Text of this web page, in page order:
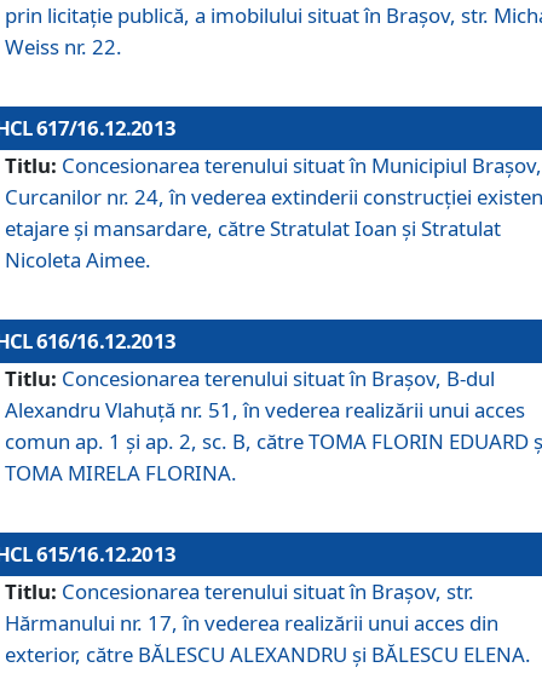
prin licitaţie publică, a imobilului situat în Braşov, str.
Weiss nr. 22.
617/16.12.2013
Titlu: Concesionarea terenului situat în Municipiul
Curcanilor nr. 24, în vederea extinderii construcţiei
etajare şi mansardare, către Stratulat Ioan şi Stratulat
Nicoleta Aimee.
616/16.12.2013
Titlu: Concesionarea terenului situat în Braşov, B-dul
Alexandru Vlahuţă nr. 51, în vederea realizării unui acces
comun ap. 1 şi ap. 2, sc. B, către TOMA FLORIN EDUARD
TOMA MIRELA FLORINA.
615/16.12.2013
Titlu: Concesionarea terenului situat în Braşov, str.
Hărmanului nr. 17, în vederea realizării unui acces din
exterior, către BĂLESCU ALEXANDRU şi BĂLESCU ELENA.